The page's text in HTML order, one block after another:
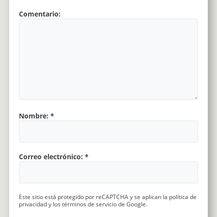
Comentario:
Nombre: *
Correo electrónico: *
Este sitio está protegido por reCAPTCHA y se aplican la política de
privacidady los términos de serviciode Google.